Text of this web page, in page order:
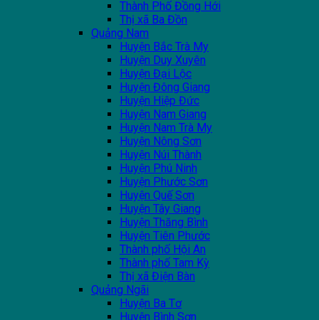
Thành Phố Đồng Hới
Thị xã Ba Đồn
Quảng Nam
Huyện Bắc Trà My
Huyện Duy Xuyên
Huyện Đại Lộc
Huyện Đông Giang
Huyện Hiệp Đức
Huyện Nam Giang
Huyện Nam Trà My
Huyện Nông Sơn
Huyện Núi Thành
Huyện Phú Ninh
Huyện Phước Sơn
Huyện Quế Sơn
Huyện Tây Giang
Huyện Thăng Bình
Huyện Tiên Phước
Thành phố Hội An
Thành phố Tam Kỳ
Thị xã Điện Bàn
Quảng Ngãi
Huyện Ba Tơ
Huyện Bình Sơn